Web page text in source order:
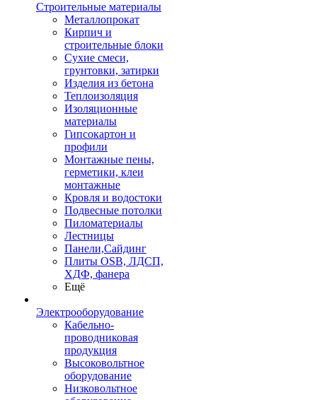
Строительные материалы
Металлопрокат
Кирпич и
строительные блоки
Сухие смеси,
грунтовки, затирки
Изделия из бетона
Теплоизоляция
Изоляционные
материалы
Гипсокартон и
профили
Монтажные пены,
герметики, клеи
монтажные
Кровля и водостоки
Подвесные потолки
Пиломатериалы
Лестницы
Панели,Сайдинг
Плиты OSB, ЛДСП,
ХДФ, фанера
Ещё
Электрооборудование
Кабельно-
проводниковая
продукция
Высоковольтное
оборудование
Низковольтное